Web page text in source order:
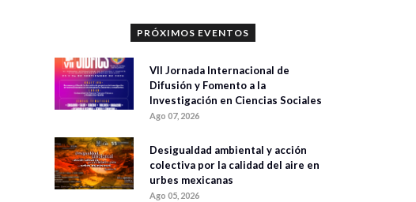
PRÓXIMOS EVENTOS
VII Jornada Internacional de
Difusión y Fomento a la
Investigación en Ciencias Sociales
Ago 07, 2026
Desigualdad ambiental y acción
colectiva por la calidad del aire en
urbes mexicanas
Ago 05, 2026